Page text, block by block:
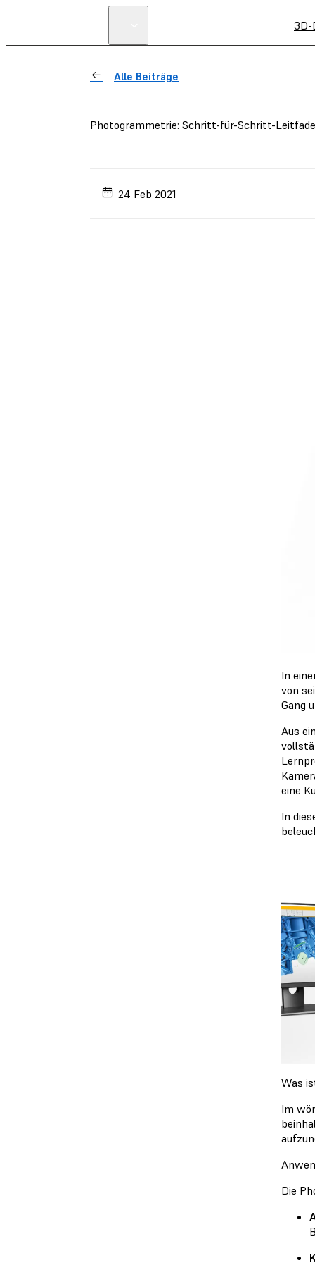
3D-
Alle Beiträge
Photogrammetrie: Schritt-für-Schritt-
24 Feb 2021
In
von
Gang
Aus
eine
In
Was
Im
Die